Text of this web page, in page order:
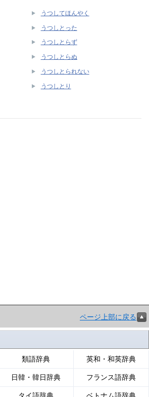
うつしてほんやく
うつしとった
うつしとらず
うつしとらぬ
うつしとられない
うつしとり
ページ上部に戻る
類語辞典 英和・和英辞典
日韓・韓日辞典 フランス語辞典